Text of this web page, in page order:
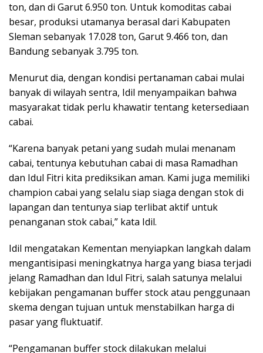
ton, dan di Garut 6.950 ton. Untuk komoditas cabai
besar, produksi utamanya berasal dari Kabupaten
Sleman sebanyak 17.028 ton, Garut 9.466 ton, dan
Bandung sebanyak 3.795 ton.
Menurut dia, dengan kondisi pertanaman cabai mulai
banyak di wilayah sentra, Idil menyampaikan bahwa
masyarakat tidak perlu khawatir tentang ketersediaan
cabai.
“Karena banyak petani yang sudah mulai menanam
cabai, tentunya kebutuhan cabai di masa Ramadhan
dan Idul Fitri kita prediksikan aman. Kami juga memiliki
champion cabai yang selalu siap siaga dengan stok di
lapangan dan tentunya siap terlibat aktif untuk
penanganan stok cabai,” kata Idil.
Idil mengatakan Kementan menyiapkan langkah dalam
mengantisipasi meningkatnya harga yang biasa terjadi
jelang Ramadhan dan Idul Fitri, salah satunya melalui
kebijakan pengamanan buffer stockatau penggunaan
skema dengan tujuan untuk menstabilkan harga di
pasar yang fluktuatif.
“Pengamanan buffer stockdilakukan melalui